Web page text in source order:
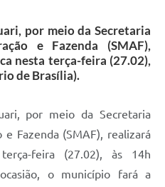
por meio da Secretaria
e Fazenda (SMAF),
nesta terça-feira (27.02),
de Brasília).
por meio da Secretaria
Fazenda (SMAF), realizará
feira (27.02), às 14h
o município fará a